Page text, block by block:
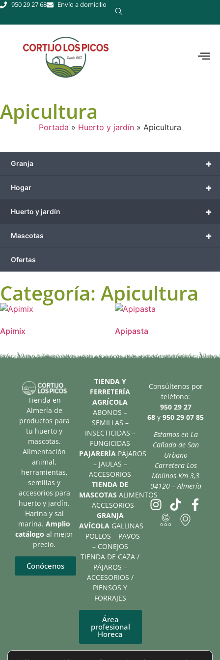
950 29 27 68 Envío a domicilio
Apicultura
Portada » Huerto y jardín » Apicultura
+
Granja
+
Hogar
+
Huerto y jardín
+
Mascotas
Ofertas
Categoría: Apicultura
Apimix Apipasta
Tienda en
Almería de
productos para
tu huerto y
mascotas.
Alimentación
animal,
herramientas,
semillas y
accesorios para
huerto y jardín.
Harina y sal
marina.Amplio
catálogo al mejor
precio.
Conócenos
TIENDA Y
FERRETERÍA
AGRÍCOLA
ABONOS –
SEMILLAS –
INSECTICIDAS –
FUNGICIDAS
PAJARERÍAPÁJAROS
– JAULAS –
ACCESORIOS
TIENDA DE
MASCOTAS ALIMENTOS
– ACCESORIOS
GRANJA
AVÍCOLAGALLINAS
– POLLOS – PAVOS
– CONEJOS
TIENDA DE CAZA /
PÁJAROS –
ACCESORIOS /
PIENSOS Y
FORRAJES
Área
profesional
Horeca
Consúltenos por
teléfono:
950 29 27
68 y950 29 07 85
Estamos en La
Cañada de San
Urbano
Carretera Los
Molinos Km 3,3
04120 – Almería